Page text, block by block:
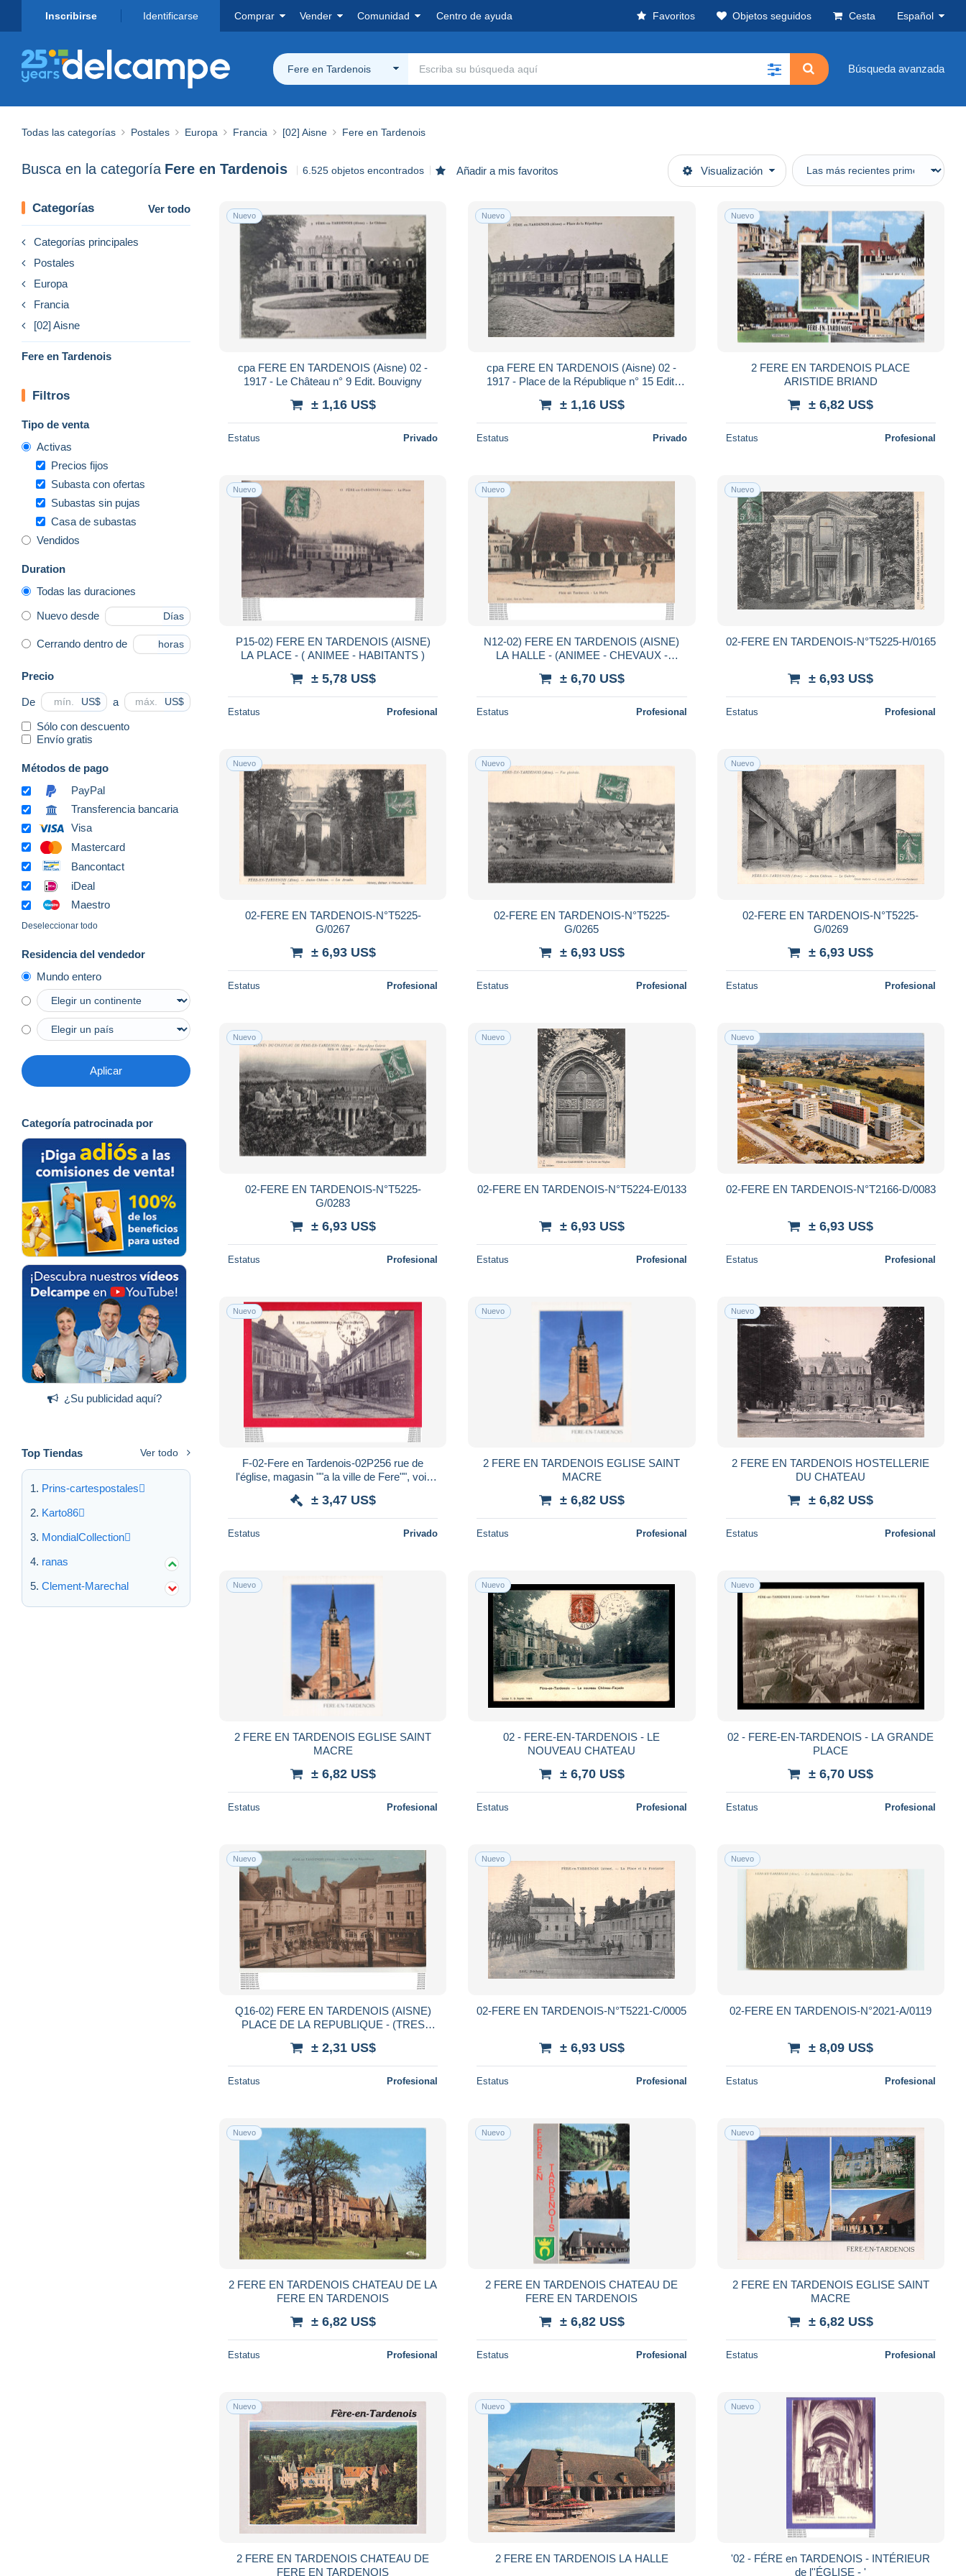
Inscribirse Identificarse Comprar Vender Comunidad Centro de ayuda Favoritos Objetos seguidos Cesta Español
Fere en Tardenois Búsqueda avanzada
Todas las categorías Postales Europa Francia [02] Aisne Fere en Tardenois
Busca en la categoría Fere en Tardenois 6.525 objetos encontrados Añadir a mis favoritos Visualización
Categorías Ver todo
Categorías principales
Postales
Europa
Francia
[02] Aisne
Fere en Tardenois
Filtros
Tipo de venta
Activas
Precios fijos
Subasta con ofertas
Subastas sin pujas
Casa de subastas
Vendidos
Duration
Todas las duraciones
Nuevo desde Días
Cerrando dentro de horas
Precio
De US$ a US$
Sólo con descuento
Envío gratis
Métodos de pago
PayPal
Transferencia bancaria
Visa
Mastercard
Bancontact
iDeal
Maestro
Deseleccionar todo
Residencia del vendedor
Mundo entero
Aplicar
Categoría patrocinada por
¿Su publicidad aquí?
Top Tiendas Ver todo
Prins-cartespostales
Karto86
MondialCollection
ranas
Clement-Marechal
Nuevo
cpa FERE EN TARDENOIS (Aisne) 02 -
1917 - Le Château n° 9 Edit. Bouvigny
± 1,16 US$
Estatus Privado
Nuevo
cpa FERE EN TARDENOIS (Aisne) 02 -
1917 - Place de la République n° 15 Edit.
± 1,16 US$
Estatus Privado
Nuevo
2 FERE EN TARDENOIS PLACE
ARISTIDE BRIAND
± 6,82 US$
Estatus Profesional
Nuevo
P15-02) FERE EN TARDENOIS (AISNE)
LA PLACE - ( ANIMEE - HABITANTS )
± 5,78 US$
Estatus Profesional
Nuevo
N12-02) FERE EN TARDENOIS (AISNE)
LA HALLE - (ANIMEE - CHEVAUX -
± 6,70 US$
Estatus Profesional
Nuevo
02-FERE EN TARDENOIS-N°T5225-H/0165
± 6,93 US$
Estatus Profesional
Nuevo
02-FERE EN TARDENOIS-N°T5225-
G/0267
± 6,93 US$
Estatus Profesional
Nuevo
02-FERE EN TARDENOIS-N°T5225-
G/0265
± 6,93 US$
Estatus Profesional
Nuevo
02-FERE EN TARDENOIS-N°T5225-
G/0269
± 6,93 US$
Estatus Profesional
Nuevo
02-FERE EN TARDENOIS-N°T5225-
G/0283
± 6,93 US$
Estatus Profesional
Nuevo
02-FERE EN TARDENOIS-N°T5224-E/0133
± 6,93 US$
Estatus Profesional
Nuevo
02-FERE EN TARDENOIS-N°T2166-D/0083
± 6,93 US$
Estatus Profesional
Nuevo
F-02-Fere en Tardenois-02P256 rue de
l'église, magasin ""a la ville de Fere"", voir
± 3,47 US$
Estatus Privado
Nuevo
2 FERE EN TARDENOIS EGLISE SAINT
MACRE
± 6,82 US$
Estatus Profesional
Nuevo
2 FERE EN TARDENOIS HOSTELLERIE
DU CHATEAU
± 6,82 US$
Estatus Profesional
Nuevo
2 FERE EN TARDENOIS EGLISE SAINT
MACRE
± 6,82 US$
Estatus Profesional
Nuevo
02 - FERE-EN-TARDENOIS - LE
NOUVEAU CHATEAU
± 6,70 US$
Estatus Profesional
Nuevo
02 - FERE-EN-TARDENOIS - LA GRANDE
PLACE
± 6,70 US$
Estatus Profesional
Nuevo
Q16-02) FERE EN TARDENOIS (AISNE)
PLACE DE LA REPUBLIQUE - (TRES
SCANS
± 2,31 US$
Estatus Profesional
Nuevo
02-FERE EN TARDENOIS-N°T5221-C/0005
± 6,93 US$
Estatus Profesional
Nuevo
02-FERE EN TARDENOIS-N°2021-A/0119
± 8,09 US$
Estatus Profesional
Nuevo
2 FERE EN TARDENOIS CHATEAU DE LA
FERE EN TARDENOIS
± 6,82 US$
Estatus Profesional
Nuevo
2 FERE EN TARDENOIS CHATEAU DE
FERE EN TARDENOIS
± 6,82 US$
Estatus Profesional
Nuevo
2 FERE EN TARDENOIS EGLISE SAINT
MACRE
± 6,82 US$
Estatus Profesional
Nuevo
2 FERE EN TARDENOIS CHATEAU DE
FERE EN TARDENOIS
Nuevo
2 FERE EN TARDENOIS LA HALLE
Nuevo
'02 - FÉRE en TARDENOIS - INTÉRIEUR
de l''ÉGLISE - '